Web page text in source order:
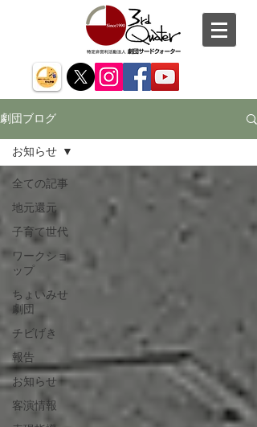
劇団ブログ
全ての記事
地元還元
子育て世代
ワークショ
ップ
ちょいみせ
劇団
チビげき
報告
お知らせ
客演情報
お知らせ